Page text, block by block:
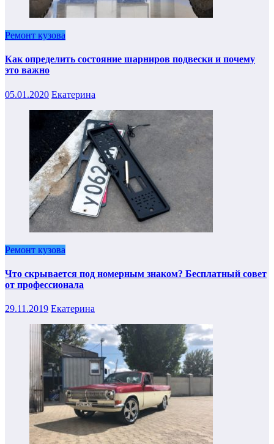
Ремонт кузова
Как определить состояние шарниров подвески и почему
это важно
05.01.2020 Екатерина
Ремонт кузова
Что скрывается под номерным знаком? Бесплатный совет
от профессионала
29.11.2019 Екатерина